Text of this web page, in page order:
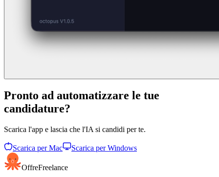
Pronto ad automatizzare le tue
candidature?
Scarica l'app e lascia che l'IA si candidi per te.
Scarica per Mac Scarica per Windows
OffreFreelance